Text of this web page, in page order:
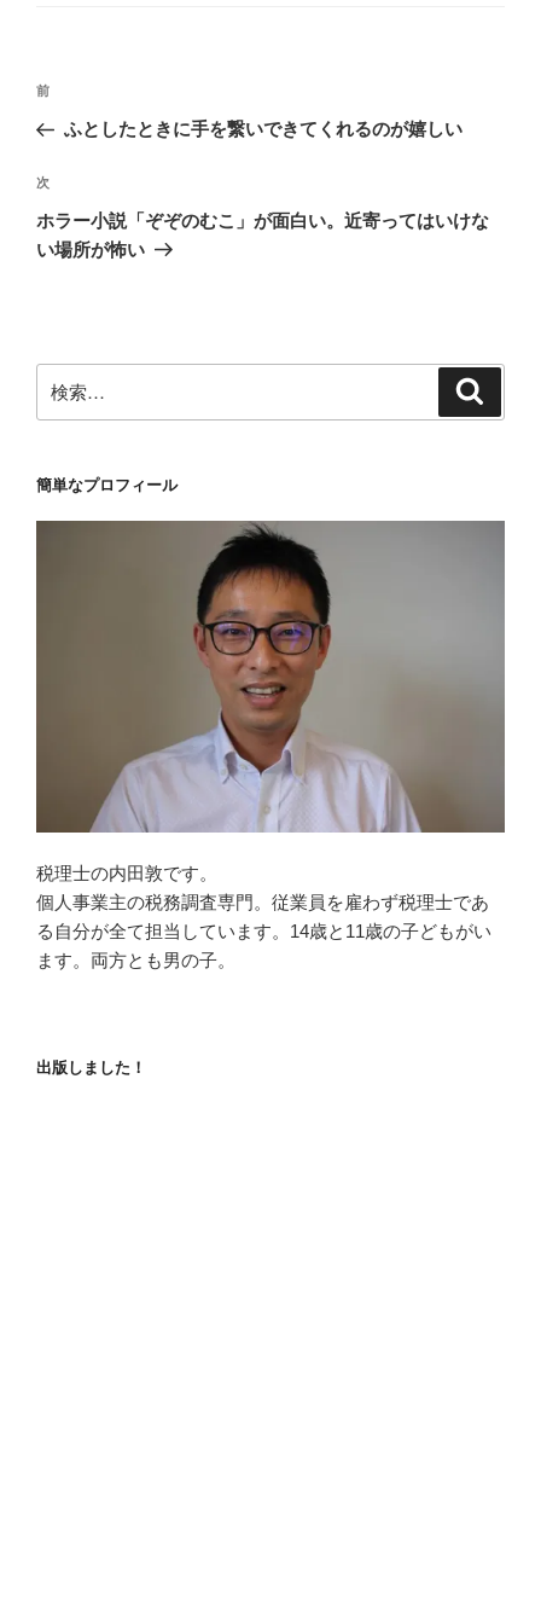
投
ナ
ビ
ゲ
ー
前
の
稿
前
ふとしたときに手を繋いできてくれるのが嬉しい
次
の
投
次
ホラー小説「ぞぞのむこ」が面白い。近寄ってはいけな
い場所が怖い
索:
簡単なプロフィール
税理士の内田敦です。
個人事業主の税務調査専門。従業員を雇わず税理士であ
る自分が全て担当しています。14歳と11歳の子どもがい
ます。両方とも男の子。
出版しました！